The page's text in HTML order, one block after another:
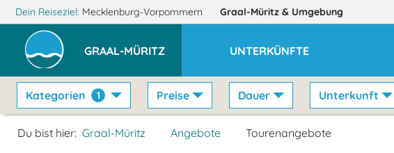
Dein Reiseziel: Mecklenburg-Vorpommern Graal-Müritz & Umgebung
GRAAL-MÜRITZ UNTERKÜNFTE
Kategorien 1 Preise Dauer Unterkunft
Du bist hier: Graal-Müritz Angebote Tourenangebote